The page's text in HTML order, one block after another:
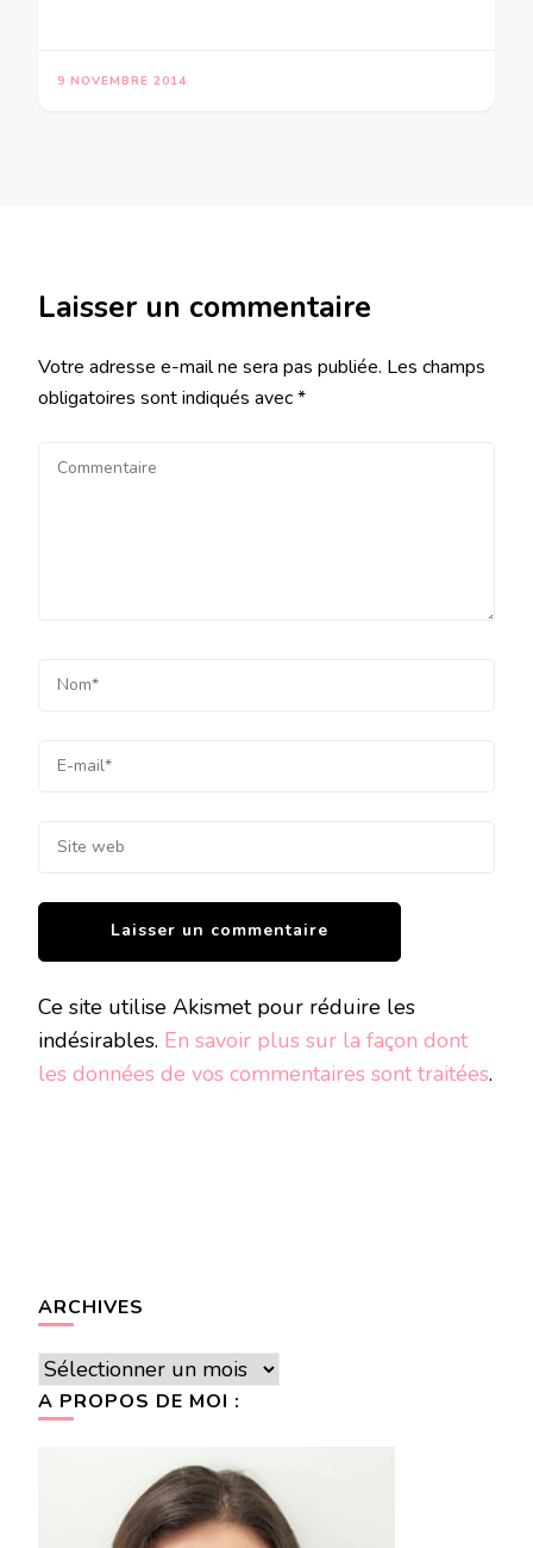
9 NOVEMBRE 2014
Laisser un commentaire
Votre adresse e-mail ne sera pas publiée. Les champs
obligatoires sont indiqués avec*
Ce site utilise Akismet pour réduire les
indésirables. En savoir plus sur la façon dont
les données de vos commentaires sont traitées.
ARCHIVES
Archives
A PROPOS DE MOI :